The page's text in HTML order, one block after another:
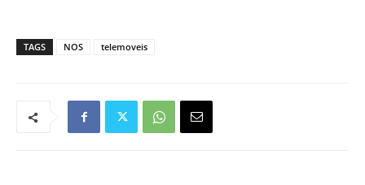
TAGS NOS telemoveis